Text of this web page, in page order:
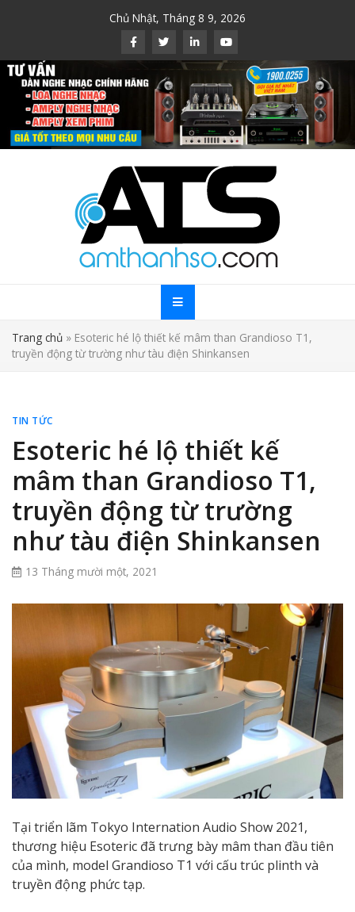
Chủ Nhật, Tháng 8 9, 2026
Trang chủ » Esoteric hé lộ thiết kế mâm than Grandioso T1,
truyền động từ trường như tàu điện Shinkansen
TIN TỨC
Esoteric hé lộ thiết kế
mâm than Grandioso T1,
truyền động từ trường
như tàu điện Shinkansen
13 Tháng mười một, 2021
Tại triển lãm Tokyo Internation Audio Show 2021,
thương hiệu Esoteric đã trưng bày mâm than đầu tiên
của mình, model Grandioso T1 với cấu trúc plinth và
truyền động phức tạp.